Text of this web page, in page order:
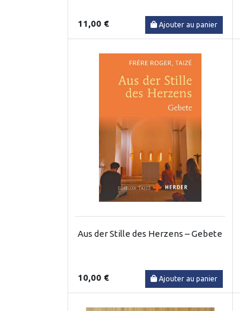
11,00 € Ajouter au panier
Aus der Stille des Herzens – Gebete
10,00 € Ajouter au panier